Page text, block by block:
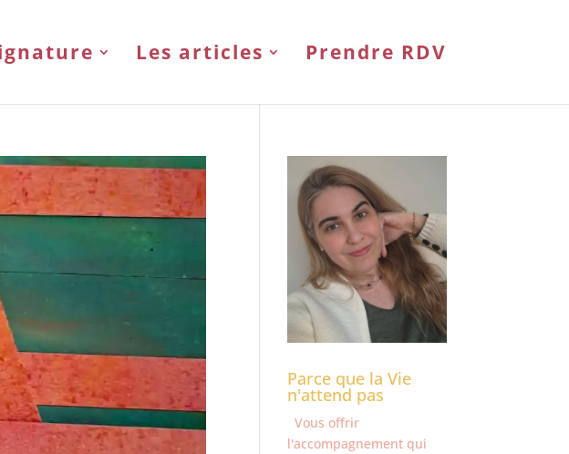
Les articles Prendre RDV
Parce que la Vie
n'attend pas
Vous offrir
l'accompagnement qui